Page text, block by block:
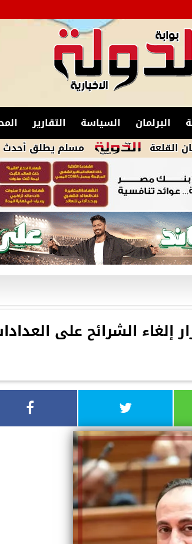
البرلمان السياسة التقارير
مسلم يطلق أحدث أعماله
إلغاء الشرائح على